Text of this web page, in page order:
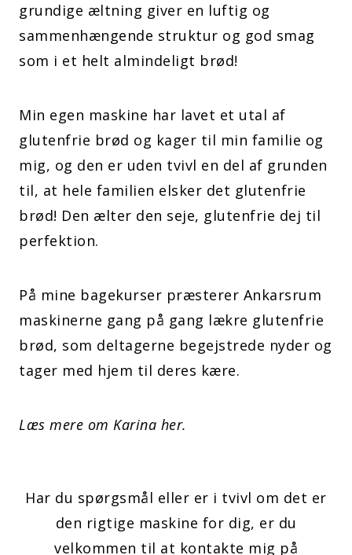
grundige æltning giver en luftig og
sammenhængende struktur og god smag
som i et helt almindeligt brød!
Min egen maskine har lavet et utal af
glutenfrie brød og kager til min familie og
mig, og den er uden tvivl en del af grunden
til, at hele familien elsker det glutenfrie
brød! Den ælter den seje, glutenfrie dej til
perfektion.
På mine bagekurser præsterer Ankarsrum
maskinerne gang på gang lækre glutenfrie
brød, som deltagerne begejstrede nyder og
tager med hjem til deres kære.
Læs mere om Karina her.
Har du spørgsmål eller er i tvivl om det er
den rigtige maskine for dig, er du
velkommen til at kontakte mig på